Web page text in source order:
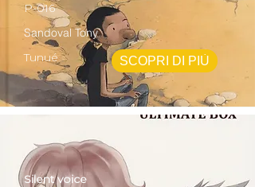
P-016
Sandoval Tony
Tunué
SCOPRI DI PIÙ
Silent voice